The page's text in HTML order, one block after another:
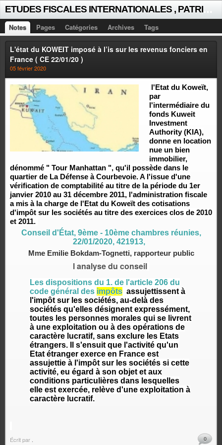
Notes Pages Catégories Archives Tags
L'état du KOWEIT imposé à l’is sur les revenus fonciers en
France ( CE 22/01/20 )
05 février 2020
l'Etat du Koweït,
par
l'intermédiaire du
fonds Kuweit
Investment
Authority (KIA),
donne en location
nue un bien
immobilier,
dénommé " Tour Manhattan ", qu'il possède dans le
quartier de La Défense à Courbevoie. A l'issue d'une
vérification de comptabilité au titre de la période du 1er
janvier 2010 au 31 décembre 2011, l'administration fiscale
a mis à la charge de l'Etat du Koweït des cotisations
d'impôt sur les sociétés au titre des exercices clos de 2010
et 2011.
Conseil d'État, 9ème - 10ème chambres réunies,
22/01/2020, 421913,
Mme Emilie Bokdam-Tognetti, rapporteur public
l analyse du conseil
Les dispositions du 1. de l'article 206 du
code général des impôts assujettissent à
l'impôt sur les sociétés, au-delà des
sociétés qu'elles désignent expressément,
toutes les personnes morales qui se livrent
à une exploitation ou à des opérations de
caractère lucratif, sans exclure les Etats
étrangers. Il s'ensuit que l'activité qu'un
Etat étranger exerce en France est
assujettie à l'impôt sur les sociétés si cette
activité, eu égard à son objet et aux
conditions particulières dans lesquelles
elle est exercée, relève d'une exploitation à
caractère lucratif.
Écrit par 0